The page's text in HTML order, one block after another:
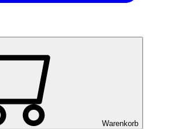
Warenkorb